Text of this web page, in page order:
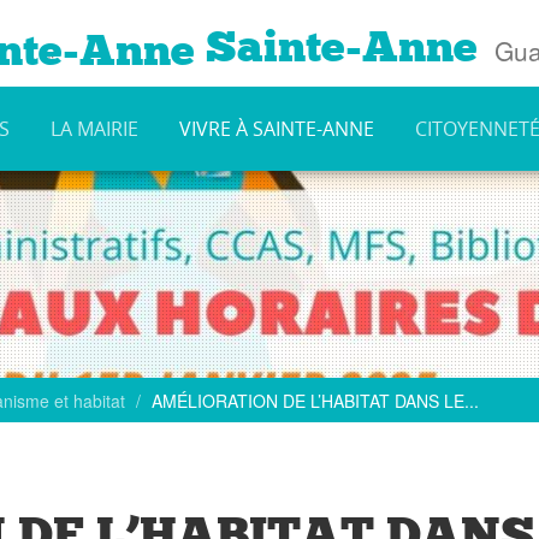
Sainte-Anne
LA MAIRIE VIVRE À SAINTE-ANNE CITOYENNETÉ
et habitat AMÉLIORATION DE L’HABITAT DANS LE...